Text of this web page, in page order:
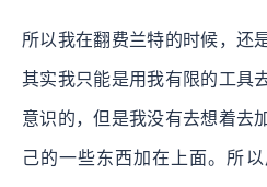
所以我在翻费兰特的时候，还
其实我只能是用我有限的工具
意识的，但是我没有去想着去
己的一些东西加在上面。所